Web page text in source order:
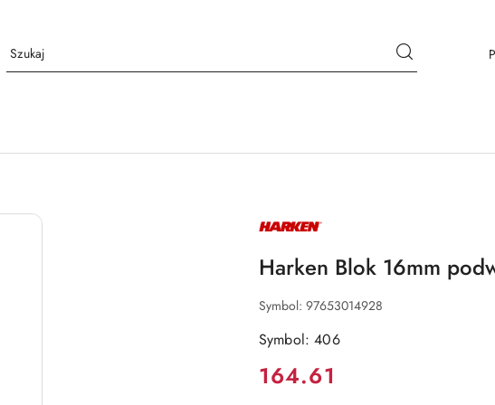
NAZWA
PRODUCENTA:
Harken Blok 16mm
Symbol: 97653014928
Symbol: 406
Cena:
164.61